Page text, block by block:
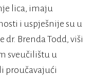
lica, imaju
i uspješnije su u
Brenda Todd, viši
sveučilištu u
proučavajući